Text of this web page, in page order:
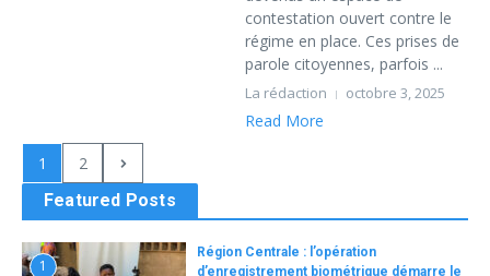
contestation ouvert contre le
régime en place. Ces prises de
parole citoyennes, parfois ...
La rédaction octobre 3, 2025
Read More
1
2
Featured Posts
1
Région Centrale : l’opération
d’enregistrement biométrique démarre le